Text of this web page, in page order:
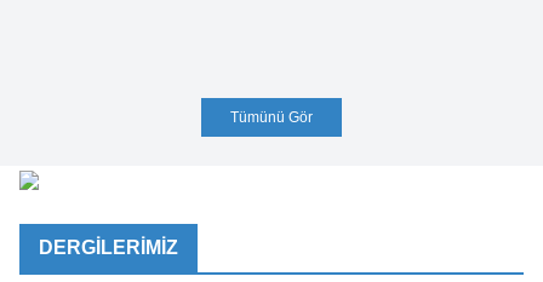
Tümünü Gör
DERGİLERİMİZ